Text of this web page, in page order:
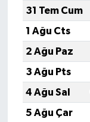
31 Tem Cum
1 Ağu Cts
2 Ağu Paz
3 Ağu Pts
4 Ağu Sal
5 Ağu Çar